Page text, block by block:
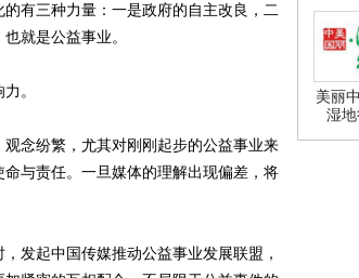
美丽
湿
有三种力量：一是政府的自主改良，二
就是公益事业。
。
念纷繁，尤其对刚刚起步的公益事业来
与责任。一旦媒体的理解出现偏差，将
起中国传媒推动公益事业发展联盟，